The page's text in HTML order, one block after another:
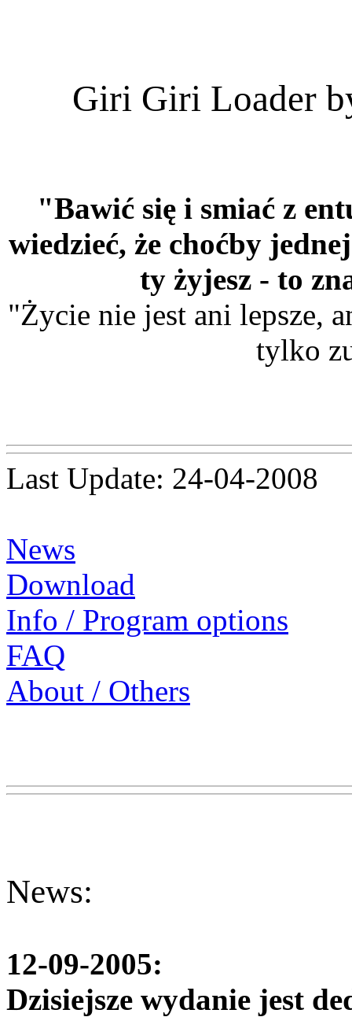
Giri Giri Loader
"Bawić się i smiać z
wiedzieć, że choćby
ty żyjesz - to
"Życie nie jest ani lepsze,
tylko
Last Update: 24-04-2008
News
Download
Info / Program options
FAQ
About / Others
News:
12-09-2005:
Dzisiejsze wydanie jest